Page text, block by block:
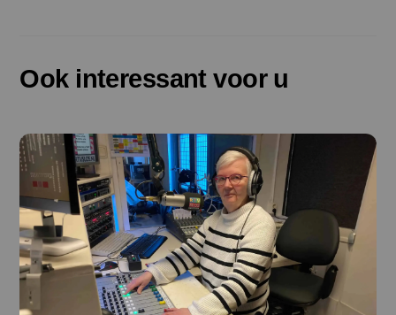
Ook interessant voor u